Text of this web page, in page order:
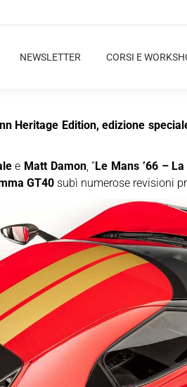
NEWSLETTER CORSI E
Heritage Edition, edizione
e Matt Damon, “Le Mans ’66 –
GT40 subì numerose revisioni